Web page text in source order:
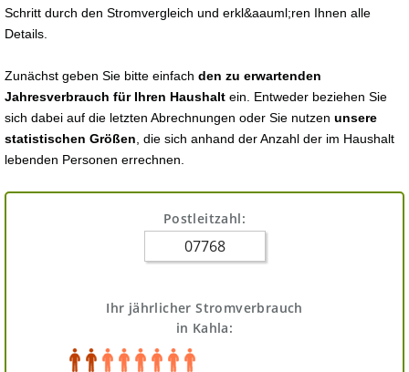
Schritt durch den Stromvergleich und erkl&aauml;ren Ihnen alle
Details.
Zunächst geben Sie bitte einfach den zu erwartenden
Jahresverbrauch für Ihren Haushalt ein. Entweder beziehen Sie
sich dabei auf die letzten Abrechnungen oder Sie nutzen unsere
statistischen Größen , die sich anhand der Anzahl der im Haushalt
lebenden Personen errechnen.
Postleitzahl:
Ihr jährlicher Stromverbrauch
in Kahla: